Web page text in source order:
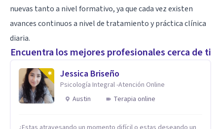
nuevas tanto a nivel formativo, ya que cada vez existen
avances continuos a nivel de tratamiento y práctica clínica
diaria.
Encuentra los mejores profesionales cerca de ti
Jessica Briseño
Psicología Integral -Atención Online
Austin
Terapia online